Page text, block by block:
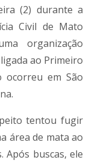
(2) durante a
Civil de Mato
organização
ao Primeiro
ocorreu em São
tentou fugir
área de mata ao
Após buscas, ele